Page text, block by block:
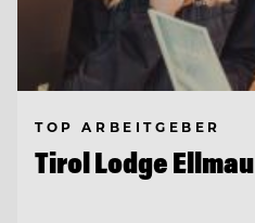
TOP ARBEITGEBER
Tirol Lodge Ellmau